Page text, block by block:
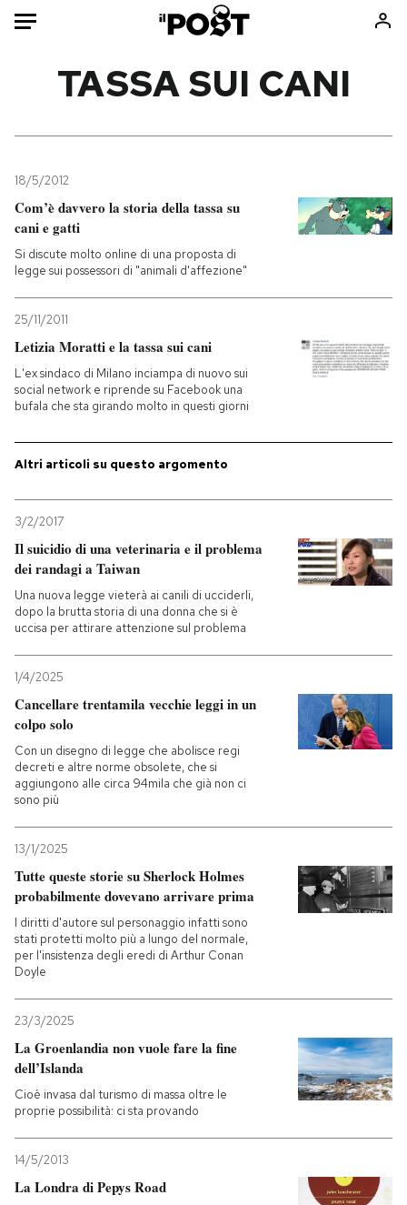
Mondo
Politica
Tecnologia
Internet
Consumismi
Ok Boomer!
Mondiali calcio 2026
PODCAST
NEWSLETTER
I MIEI PREFERITI
SHOP
CALENDARIO
AREA PERSONALE
Entra
TASSA SUI CANI
18/5/2012
Com’è davvero la storia della tassa su
cani e gatti
Si discute molto online di una proposta di
legge sui possessori di "animali d'affezione"
25/11/2011
Letizia Moratti e la tassa sui cani
L'ex sindaco di Milano inciampa di nuovo sui
social network e riprende su Facebook una
bufala che sta girando molto in questi giorni
Altri articoli su questo argomento
3/2/2017
Il suicidio di una veterinaria e il problema
dei randagi a Taiwan
Una nuova legge vieterà ai canili di ucciderli,
dopo la brutta storia di una donna che si è
uccisa per attirare attenzione sul problema
1/4/2025
Cancellare trentamila vecchie leggi in un
colpo solo
Con un disegno di legge che abolisce regi
decreti e altre norme obsolete, che si
aggiungono alle circa 94mila che già non ci
sono più
13/1/2025
Tutte queste storie su Sherlock Holmes
probabilmente dovevano arrivare prima
I diritti d'autore sul personaggio infatti sono
stati protetti molto più a lungo del normale,
per l'insistenza degli eredi di Arthur Conan
Doyle
23/3/2025
La Groenlandia non vuole fare la fine
dell’Islanda
Cioè invasa dal turismo di massa oltre le
proprie possibilità: ci sta provando
14/5/2013
La Londra di Pepys Road